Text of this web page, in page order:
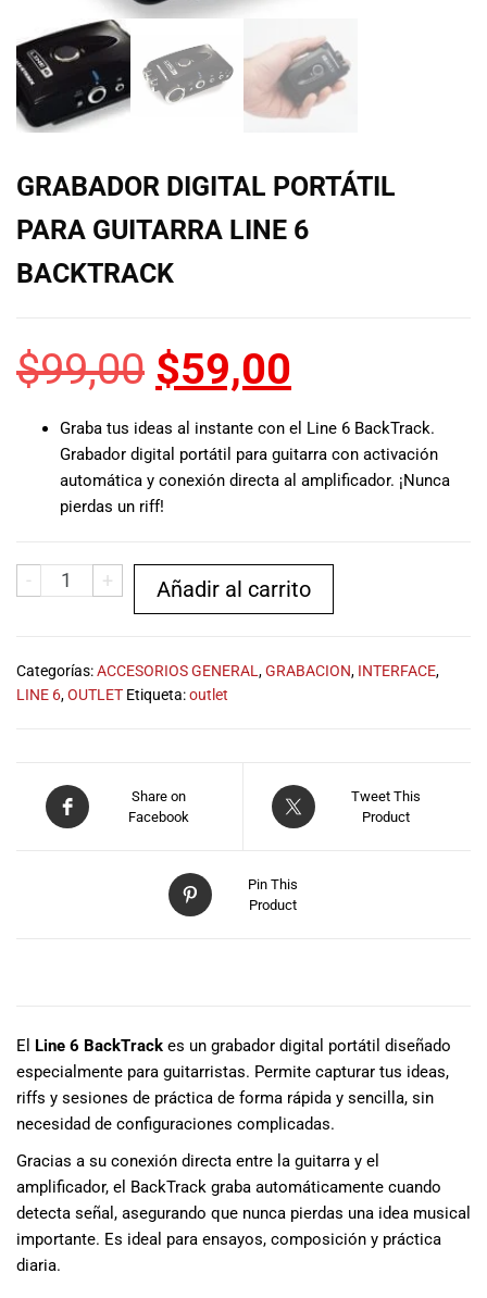
mercado,
desde
guitarras, bajos
y baterías
mezcladores y
altavoces.
También
de viento,
teclados y
para satisfacer
todas las
necesidades
música está
aquí para
instrumento o
equipo de
mejor servicio
al cliente
ofrecemos
precios
visitarnos en
nuestra tienda
física en Quito,
o haz tu
compra en
línea a través
de nuestra
página web y
recibe tu
GRABADOR DIGITAL PORTÁTIL
PARA GUITARRA LINE 6
BACKTRACK
$99,00 $59,00
Graba tus ideas al instante con el Line 6 BackTrack.
Grabador digital portátil para guitarra con activación
automática y conexión directa al amplificador. ¡Nunca
pierdas un riff!
- + Añadir al carrito
Categorías:ACCESORIOS GENERAL ,GRABACION, INTERFACE,
LINE 6,OUTLET Etiqueta:outlet
Share on
Facebook
Tweet This
Product
Pin This
Product
El Line 6 BackTrack es un grabador digital portátil diseñado
especialmente para guitarristas. Permite capturar tus ideas,
riffs y sesiones de práctica de forma rápida y sencilla, sin
necesidad de configuraciones complicadas.
Gracias a su conexión directa entre la guitarra y el
amplificador, el BackTrack graba automáticamente cuando
detecta señal, asegurando que nunca pierdas una idea musical
importante. Es ideal para ensayos, composición y práctica
diaria.